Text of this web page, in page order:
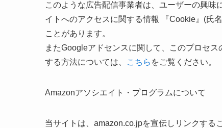
このような広告配信事業者は、ユーザーの興
イトへのアクセスに関する情報 『Cookie』(氏
ことがあります。
またGoogleアドセンスに関して、このプロセ
する方法については、
こちら をご覧ください。
Amazonアソシエイト・プログラムについて
当サイトは、amazon.co.jpを宣伝しリンクする